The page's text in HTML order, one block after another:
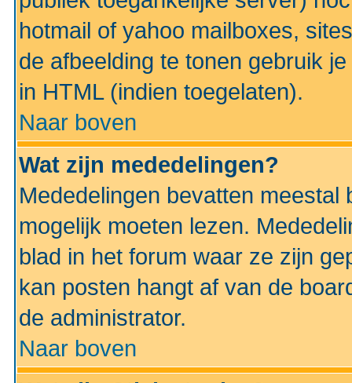
hotmail of yahoo mailboxes,
de afbeelding te tonen gebruik
in HTML (indien toegelaten).
Naar boven
Wat zijn mededelingen?
Mededelingen bevatten
mogelijk moeten lezen.
blad in het forum waar ze zijn
kan posten hangt af van de
de administrator.
Naar boven